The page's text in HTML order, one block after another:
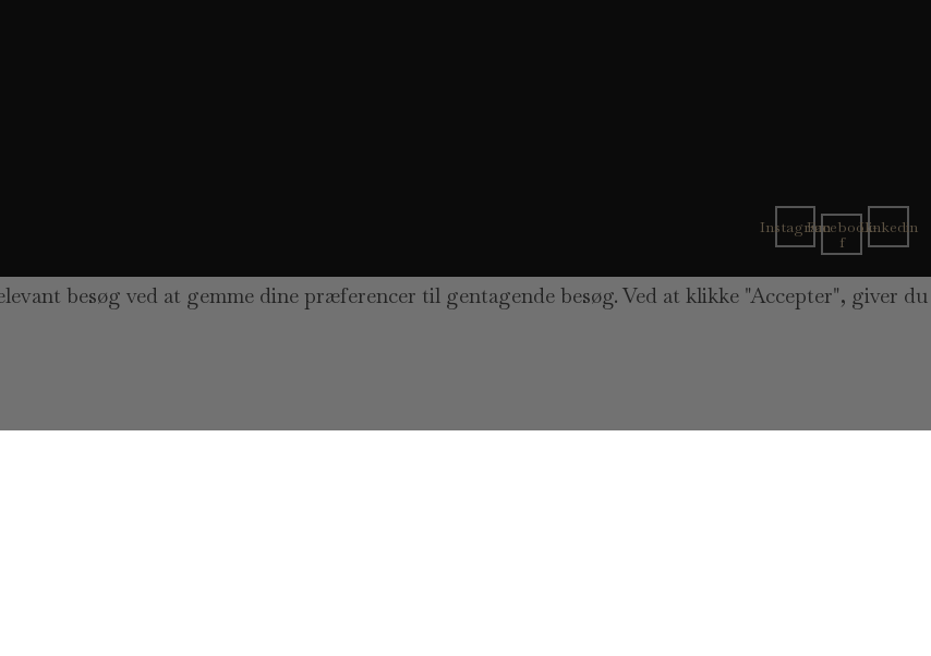
InstagramFacebook-
f
Linkedin
besøg ved at gemme dine præferencer til gentagende besøg. Ved at klikke "Accepter", giver du